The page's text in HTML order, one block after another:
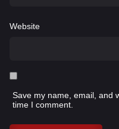
Website
Save my name, email, and
time I comment.